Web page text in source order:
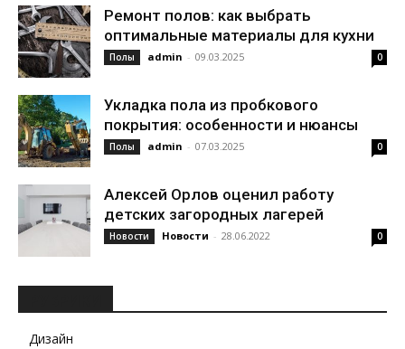
Ремонт полов: как выбрать
оптимальные материалы для кухни
Полы admin - 09.03.2025 0
Укладка пола из пробкового
покрытия: особенности и нюансы
Полы admin - 07.03.2025 0
Алексей Орлов оценил работу
детских загородных лагерей
Новости Новости - 28.06.2022 0
Дизайн